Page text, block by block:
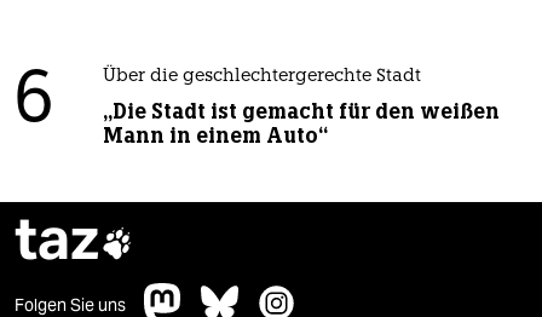
6 Über die geschlechtergerechte Stadt
„Die Stadt ist gemacht für den weißen
Mann in einem Auto“
taz
Folgen Sie uns